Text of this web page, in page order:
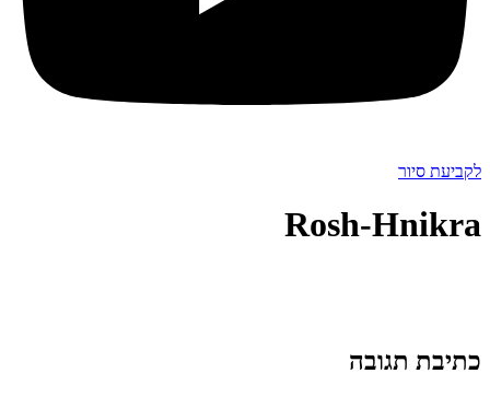
לקביעת סיור
Rosh-Hnikra
כתיבת תגובה